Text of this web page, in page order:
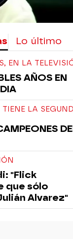
Lo último
EN LA
AÑOS EN
LA
"Flick
que sólo
Alvarez"